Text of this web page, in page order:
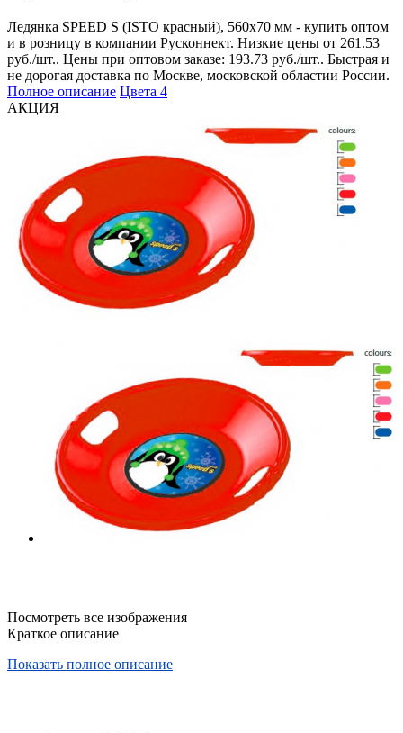
Ледянка SPEED S (ISTO красный), 560x70 мм - купить оптом
и в розницу в компании Русконнект. Низкие цены от 261.53
руб./шт.. Цены при оптовом заказе: 193.73 руб./шт.. Быстрая и
не дорогая доставка по Москве, московской областии России.
Полное описание Цвета 4
АКЦИЯ
Посмотреть все изображения
Краткое описание
Показать полное описание